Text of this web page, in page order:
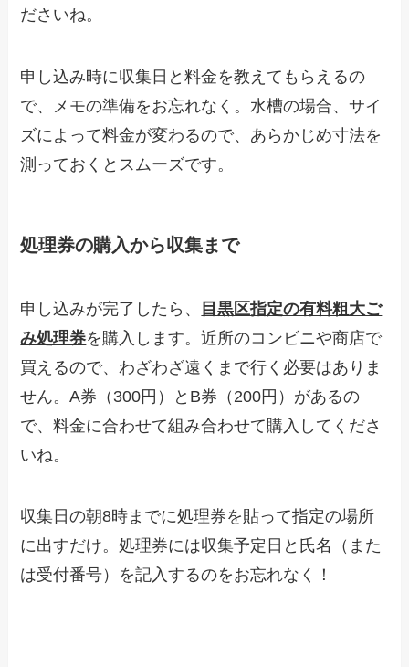
ださいね。
申し込み時に収集日と料金を教えてもらえるの
で、メモの準備をお忘れなく。水槽の場合、サイ
ズによって料金が変わるので、あらかじめ寸法を
測っておくとスムーズです。
処理券の購入から収集まで
申し込みが完了したら、
目黒区指定の有料粗大ご
み処理券を購入します。近所のコンビニや商店で
買えるので、わざわざ遠くまで行く必要はありま
せん。A券（300円）とB券（200円）があるの
で、料金に合わせて組み合わせて購入してくださ
いね。
収集日の朝8時までに処理券を貼って指定の場所
に出すだけ。処理券には収集予定日と氏名（また
は受付番号）を記入するのをお忘れなく！